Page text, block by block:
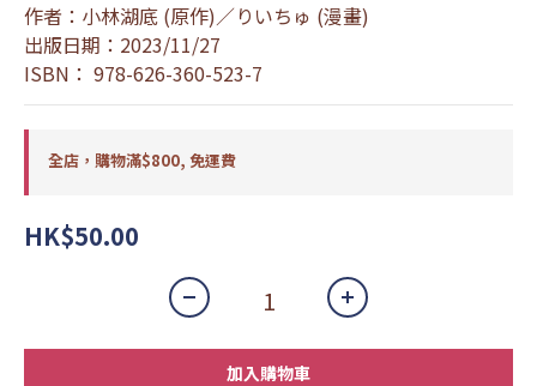
作者：小林湖底 (原作)／りいちゅ (漫畫)
出版日期：2023/11/27
ISBN： 978-626-360-523-7
全店，購物滿$800, 免運費
HK$50.00
加入購物車